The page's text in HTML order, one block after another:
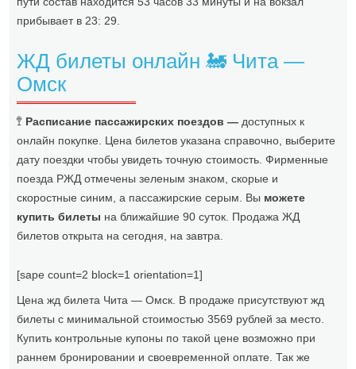
прибывает в 23: 29.
ЖД билеты онлайн 🚂 Чита —
Омск
🚏 Расписание пассажирских поездов — доступных к
онлайн покупке. Цена билетов указана справочно, выберите
дату поездки чтобы увидеть точную стоимость. Фирменные
поезда РЖД отмечены зеленым знаком, скорые и
скоростные синим, а пассажирские серым. Вы можете
купить билеты на ближайшие 90 суток. Продажа ЖД
билетов открыта на сегодня, на завтра.
[sape count=2 block=1 orientation=1]
Цена жд билета Чита — Омск. В продаже присутствуют жд
билеты с минимальной стоимостью 3569 рублей за место.
Купить контрольные купоны по такой цене возможно при
раннем бронировании и своевременной оплате. Так же